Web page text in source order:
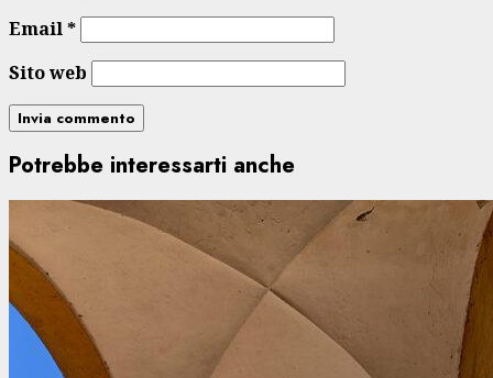
Email*
Sito web
Potrebbe interessarti anche